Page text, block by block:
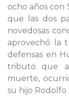
ocho años con
que las dos
novedosas
aprovechó la
defensas en
tributo que
muerte,
su hijo